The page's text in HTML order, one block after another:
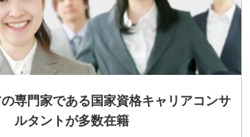
専門家である国家資格キャリアコンサ
ルタントが多数在籍